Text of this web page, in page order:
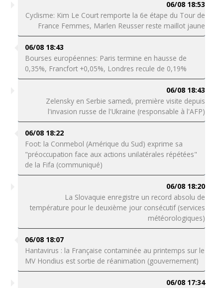
06/08 18:53
Cyclisme: Kim Le Court remporte la 6e étape du Tour de
France Femmes, Marlen Reusser reste maillot jaune
06/08 18:43
Bourses européennes: Paris termine en hausse de
0,35%, Francfort +0,05%, Londres recule de 0,19%
06/08 18:43
Zelensky en Serbie samedi, première visite depuis
l'invasion russe de l'Ukraine (responsable à l'AFP)
06/08 18:22
Foot: la Conmebol (Amérique du Sud) exprime sa
"préoccupation face aux actions unilatérales répétées"
de la Fifa (communiqué)
06/08 18:20
La Slovaquie enregistre un record absolu de
température pour le deuxième jour consécutif (services
météorologiques)
06/08 18:07
Hantavirus : la Française contaminée au printemps sur le
MV Hondius est sortie de réanimation (gouvernement)
06/08 17:34